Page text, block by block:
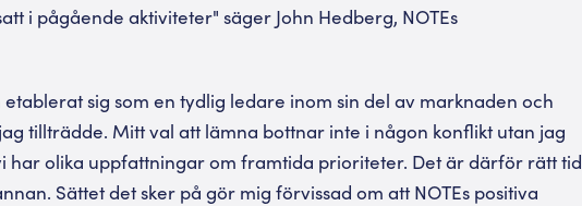
i pågående aktiviteter" säger John Hedberg, NOTEs
sig som en tydlig ledare inom sin del av marknaden och
tillträdde. Mitt val att lämna bottnar inte i någon konflikt utan jag
har olika uppfattningar om framtida prioriteter. Det är därför rätt tid
Sättet det sker på gör mig förvissad om att NOTEs positiva